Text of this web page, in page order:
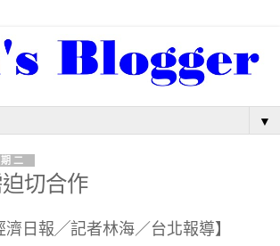
▼
二
切合作
濟日報╱記者林海／台北報導】